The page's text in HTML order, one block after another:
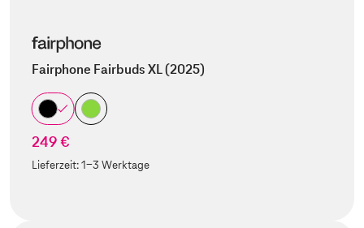
Fairphone Fairbuds XL (2025)
249 €
Lieferzeit:1-3 Werktage